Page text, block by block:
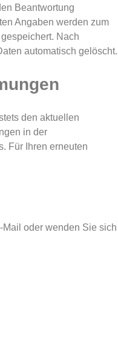
Beantwortung
Angaben werden zum
Nach
automatisch gelöscht.
den aktuellen
in der
Für Ihren erneuten
oder wenden Sie sich